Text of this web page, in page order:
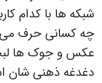
شبکه ها با کدام
چه کسانی حرف می
عکس و جوک ها
دغدغه ذهنی شان